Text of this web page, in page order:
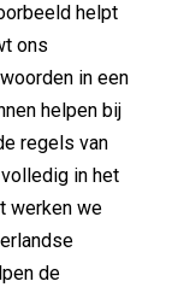
helpt
ons
in een
helpen bij
regels van
in het
werken we
de